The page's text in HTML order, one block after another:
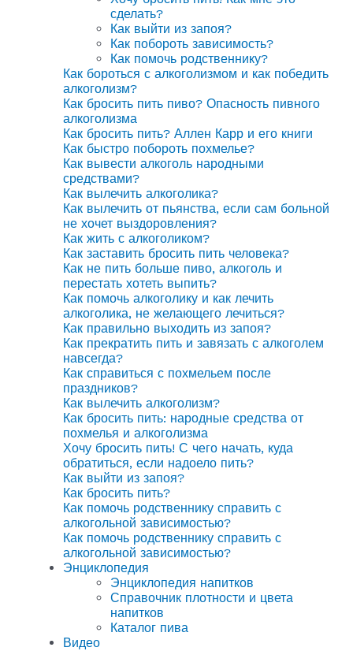
сделать?
Как выйти из запоя?
Как побороть зависимость?
Как помочь родственнику?
Как бороться с алкоголизмом и как победить
алкоголизм?
Как бросить пить пиво? Опасность пивного
алкоголизма
Как бросить пить? Аллен Карр и его книги
Как быстро побороть похмелье?
Как вывести алкоголь народными
средствами?
Как вылечить алкоголика?
Как вылечить от пьянства, если сам больной
не хочет выздоровления?
Как жить с алкоголиком?
Как заставить бросить пить человека?
Как не пить больше пиво, алкоголь и
перестать хотеть выпить?
Как помочь алкоголику и как лечить
алкоголика, не желающего лечиться?
Как правильно выходить из запоя?
Как прекратить пить и завязать с алкоголем
навсегда?
Как справиться с похмельем после
праздников?
Как вылечить алкоголизм?
Как бросить пить: народные средства от
похмелья и алкоголизма
Хочу бросить пить! С чего начать, куда
обратиться, если надоело пить?
Как выйти из запоя?
Как бросить пить?
Как помочь родственнику справить с
алкогольной зависимостью?
Как помочь родственнику справить с
алкогольной зависимостью?
Энциклопедия
Энциклопедия напитков
Справочник плотности и цвета
напитков
Каталог пива
Видео